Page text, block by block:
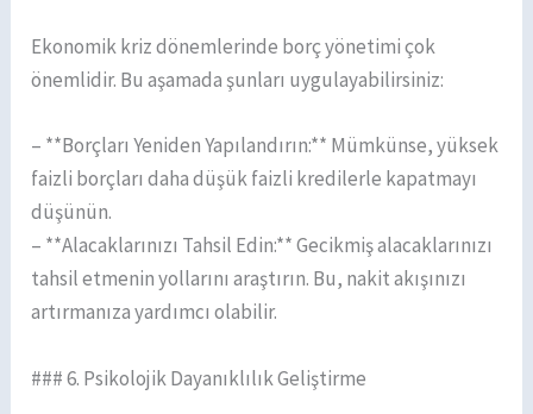
Ekonomik kriz dönemlerinde borç yönetimi çok
önemlidir. Bu aşamada şunları uygulayabilirsiniz:
– **Borçları Yeniden Yapılandırın:** Mümkünse, yüksek
faizli borçları daha düşük faizli kredilerle kapatmayı
düşünün.
– **Alacaklarınızı Tahsil Edin:** Gecikmiş alacaklarınızı
tahsil etmenin yollarını araştırın. Bu, nakit akışınızı
artırmanıza yardımcı olabilir.
### 6. Psikolojik Dayanıklılık Geliştirme